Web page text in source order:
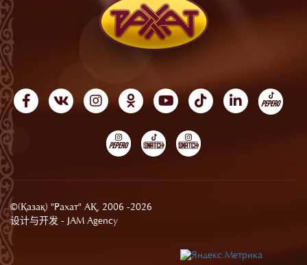
©(Қазақ) "Рахат" АҚ, 2006 -2026
设计与开发 - JAM Agency